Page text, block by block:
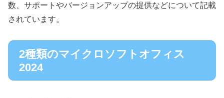
数、サポートやバージョンアップの提供などについて記載
されています。
2種類のマイクロソフトオフィス
2024